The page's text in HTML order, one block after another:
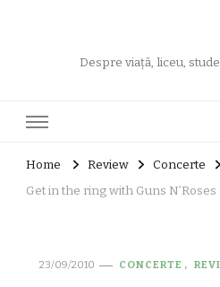
Despre viață, liceu,
Home Review
Concerte
Get in the ring with Guns N’Roses
23/09/2010 CONCERTE